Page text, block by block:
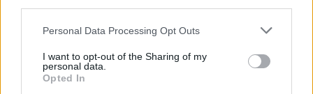
Please note that this website/app uses one or more Google
not limited to your visit or usage behaviour. You may click to
grant or deny consent to Google and its third-party tags to
use your data for below specified purposes in below Google
Personal Data Processing Opt Outs
I want to opt-out of the Sharing of my
personal data.
Opted In
Megosztás